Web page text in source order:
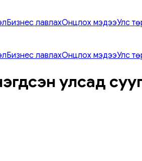
Бизнес лавлахОнцлох мэдээУлс
Бизнес лавлахОнцлох мэдээУлс
улсад